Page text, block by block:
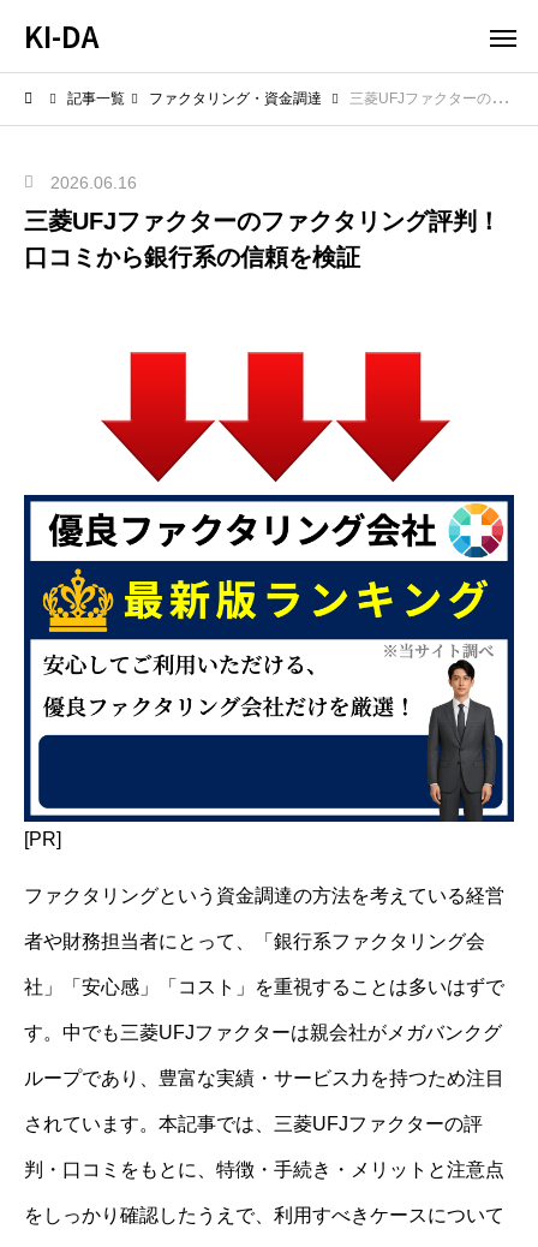
KI-DA
記事一覧 ファクタリング・資金調達 三菱UFJファクターのファクタリング評判！口コミから銀行系の信頼を検証
2026.06.16
三菱UFJファクターのファクタリング評判！
口コミから銀行系の信頼を検証
[PR]
ファクタリングという資金調達の方法を考えている経営
者や財務担当者にとって、「銀行系ファクタリング会
社」「安心感」「コスト」を重視することは多いはずで
す。中でも三菱UFJファクターは親会社がメガバンクグ
ループであり、豊富な実績・サービス力を持つため注目
されています。本記事では、三菱UFJファクターの評
判・口コミをもとに、特徴・手続き・メリットと注意点
をしっかり確認したうえで、利用すべきケースについて